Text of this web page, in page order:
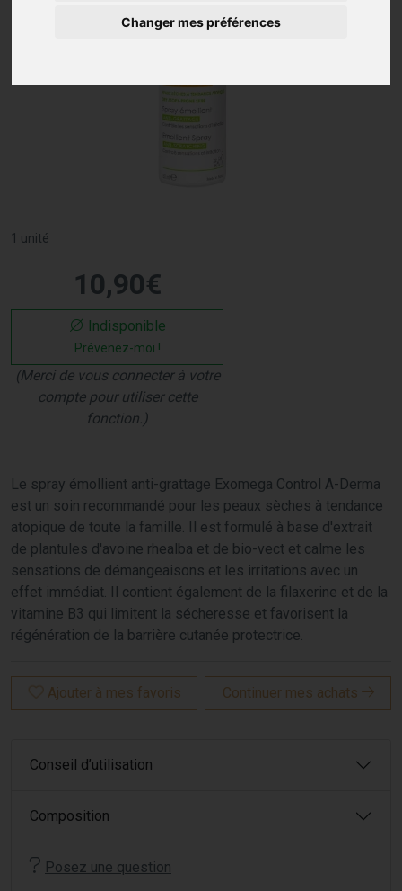
Changer mes préférences
1 unité
10,90€
Indisponible
Prévenez-moi !
(Merci de vous connecter à votre
compte pour utiliser cette
fonction.)
Le spray émollient anti-grattage Exomega Control A-Derma
est un soin recommandé pour les peaux sèches à tendance
atopique de toute la famille. Il est formulé à base d'extrait
de plantules d'avoine rhealba et de bio-vect et calme les
sensations de démangeaisons et les irritations avec un
effet immédiat. Il contient également de la filaxerine et de la
vitamine B3 qui limitent la sécheresse et favorisent la
régénération de la barrière cutanée protectrice.
Ajouter à mes favoris Continuer mes achats
Conseil d’utilisation
Composition
Posez une question